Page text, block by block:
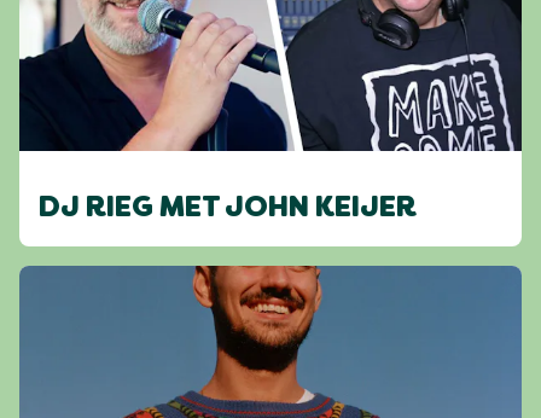
DJ RIEG MET JOHN KEIJER